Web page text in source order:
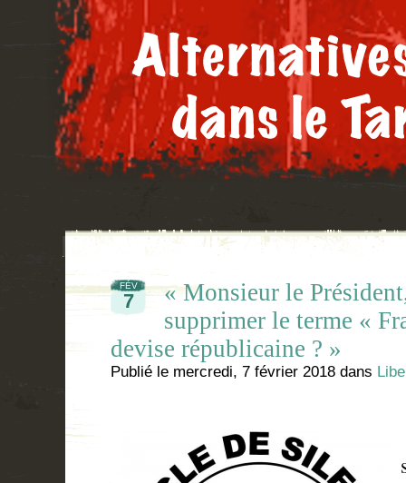
FÉV
7
« Monsieur le
supprimer le terme «
devise républicaine ? »
Publié le mercredi, 7 février 2018 dans